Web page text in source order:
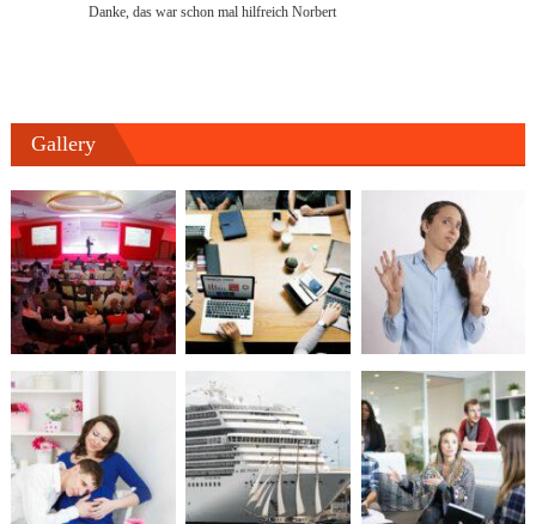
Danke, das war schon mal hilfreich Norbert
Gallery